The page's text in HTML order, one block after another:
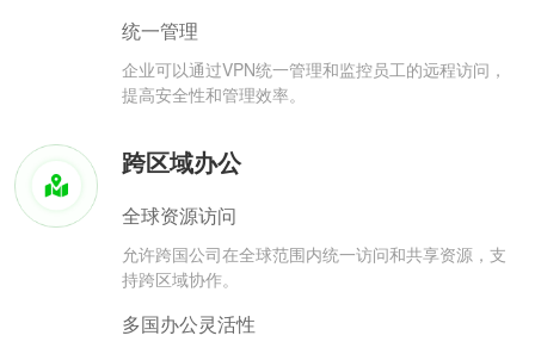
统一管理
企业可以通过VPN统一管理和监控员工的远程访问，
提高安全性和管理效率。
跨区域办公
全球资源访问
允许跨国公司在全球范围内统一访问和共享资源，支
持跨区域协作。
多国办公灵活性